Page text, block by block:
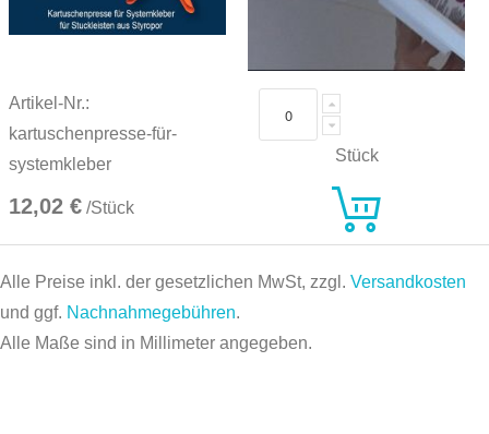
Artikel-Nr.:
kartuschenpresse-für-
systemkleber
12,02 € /Stück
Stück
Alle Preise inkl. der gesetzlichen MwSt, zzgl. Versandkosten
und ggf. Nachnahmegebühren.
Alle Maße sind in Millimeter angegeben.